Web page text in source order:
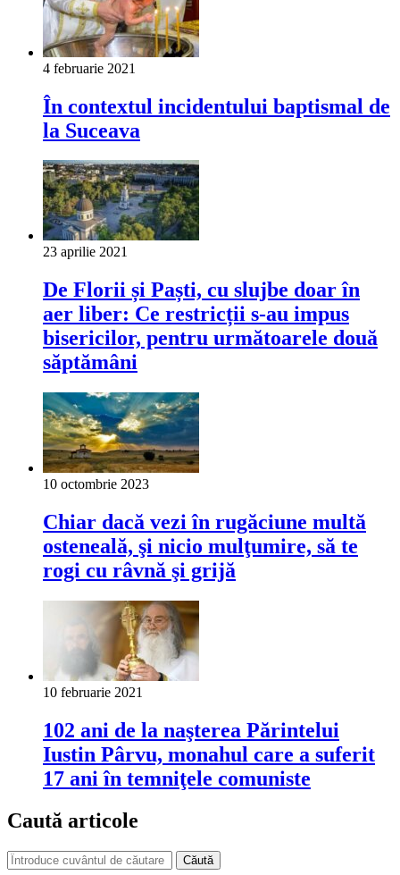
4 februarie 2021
În contextul incidentului baptismal de
la Suceava
23 aprilie 2021
De Florii și Paști, cu slujbe doar în
aer liber: Ce restricții s-au impus
bisericilor, pentru următoarele două
săptămâni
10 octombrie 2023
Chiar dacă vezi în rugăciune multă
osteneală, şi nicio mulţumire, să te
rogi cu râvnă şi grijă
10 februarie 2021
102 ani de la naşterea Părintelui
Iustin Pârvu, monahul care a suferit
17 ani în temniţele comuniste
Caută articole
Căută